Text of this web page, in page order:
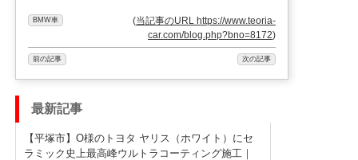
BMW車 (当記事のURL https://www.teoria-
car.com/blog.php?bno=8172)
前の記事 次の記事
最新記事
【平塚市】O様のトヨタ ヤリス（ホワイト）にセ
ラミック史上最高峰ウルトラコーティング施工｜